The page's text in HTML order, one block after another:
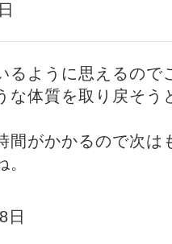
るように思えるので
な体質を取り戻そう
間がかかるので次は
日